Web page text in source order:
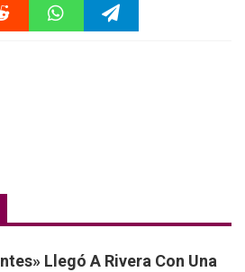
Llegó A Rivera Con Una